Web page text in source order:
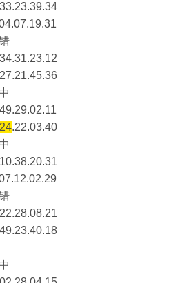
24.22.03.40